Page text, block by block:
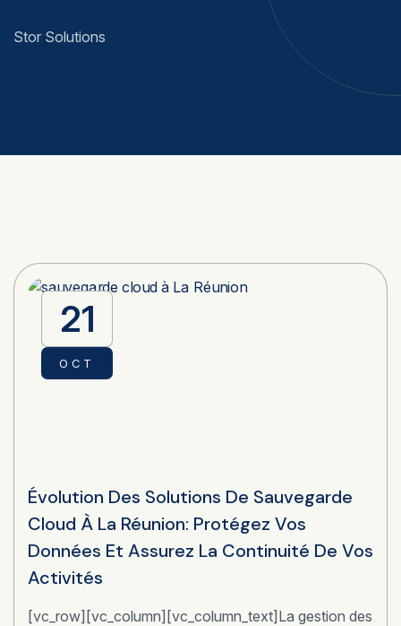
Stor Solutions
21
OCT
Évolution Des Solutions De Sauvegarde
Cloud À La Réunion: Protégez Vos
Données Et Assurez La Continuité De Vos
Activités
[vc_row][vc_column][vc_column_text]La gestion des